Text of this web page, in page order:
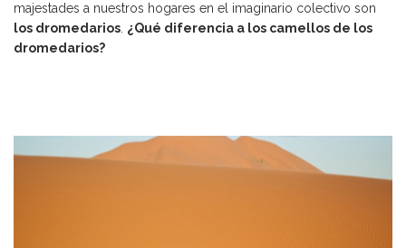
majestades a nuestros hogares en el imaginario colectivo son
los dromedarios. ¿Qué diferencia a los camellos de los
dromedarios?